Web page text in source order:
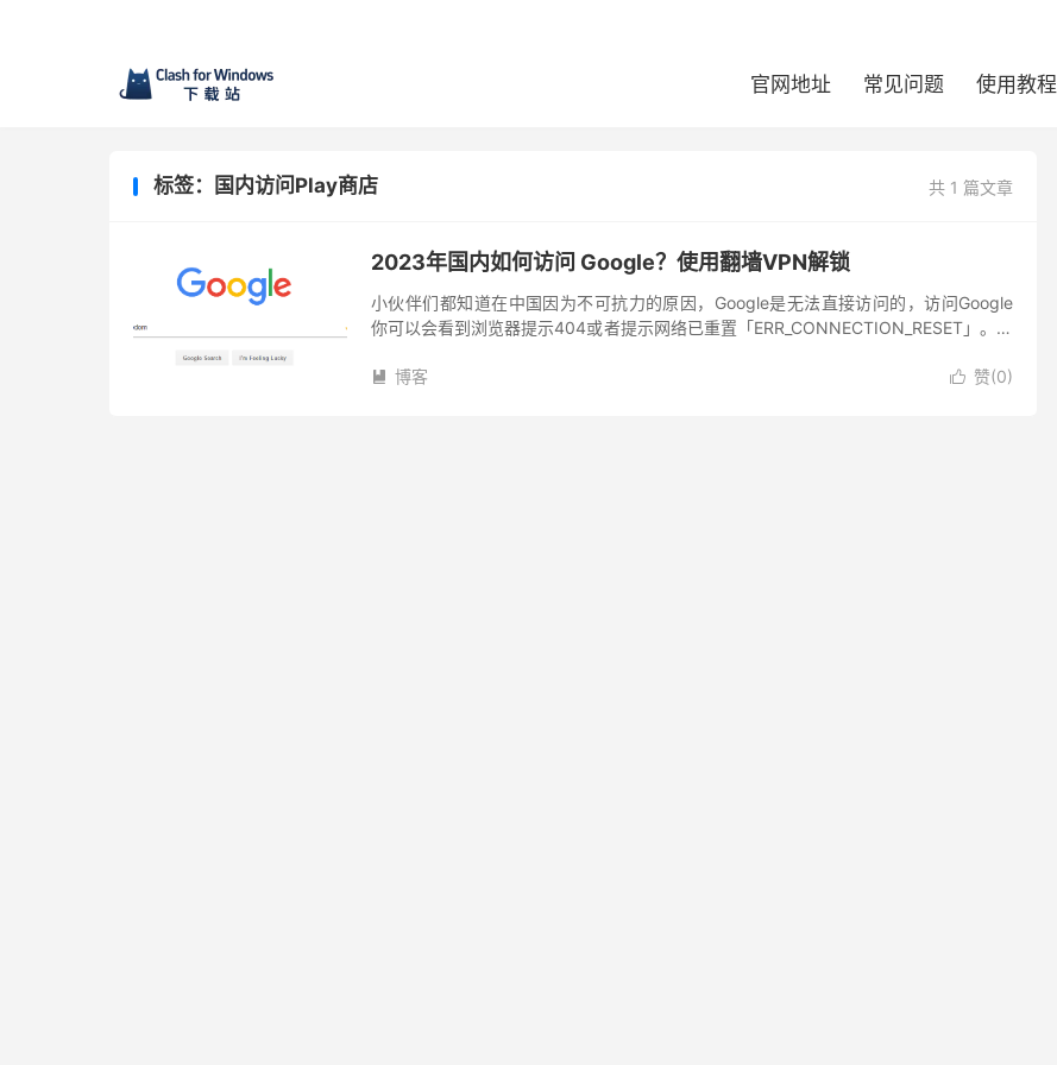
官网地址 常见问题 使用教程
共 1 篇文章
标签：国内访问Play商店
2023年国内如何访问 Google？使用翻墙VPN解锁
小伙伴们都知道在中国因为不可抗力的原因，Google是无法直接访问的，访问Google
你可以会看到浏览器提示404或者提示网络已重置「ERR_CONNECTION_RESET」。最
 赞(0)
 博客